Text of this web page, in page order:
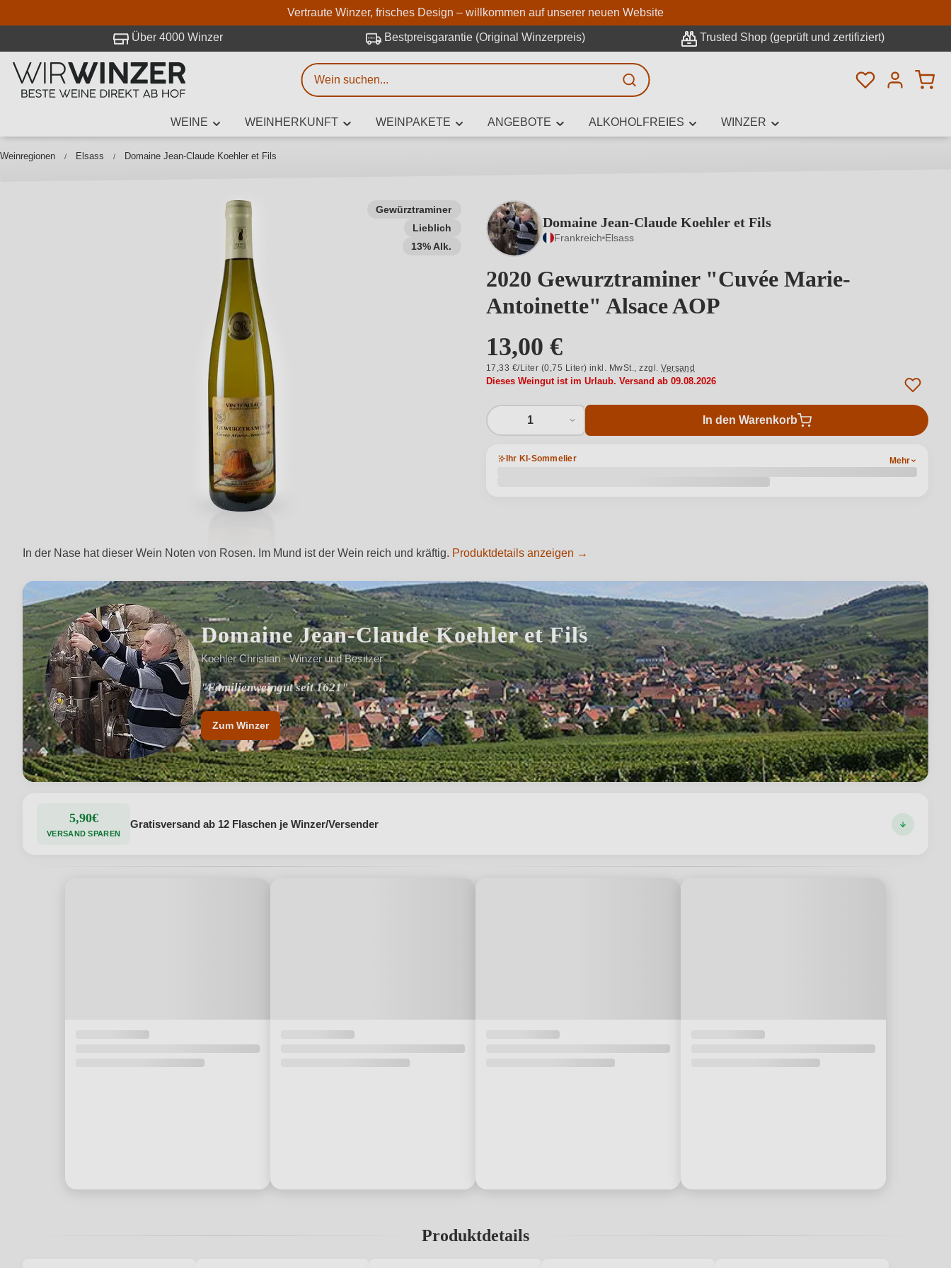
Zum Hauptinhalt springen
Zur Suche springen
Zur Hauptnavigation springen
Vertraute Winzer, frisches Design – willkommen auf unserer neuen Website
Über 4000 Winzer Bestpreisgarantie (Original Winzerpreis) Trusted Shop (geprüft und zertifiziert)
Du hast 0
WEINE WEINHERKUNFT WEINPAKETE ANGEBOTE ALKOHOLFREIES WINZER
Weinregionen Elsass Domaine Jean-Claude Koehler et Fils
Gewürztraminer
Lieblich
13% Alk.
Domaine Jean-Claude Koehler et Fils
Frankreich Elsass
2020 Gewurztraminer "Cuvée Marie-
Antoinette" Alsace AOP
13,00 €
17,33 €/Liter (0,75 Liter) inkl. MwSt.,zzgl.Versand
Dieses Weingut ist im Urlaub. Versand ab 09.08.2026
1 In den Warenkorb
Ihr KI-Sommelier Mehr
In der Nase hat dieser Wein Noten von Rosen. Im Mund ist der Wein reich und kräftig. Produktdetails anzeigen →
Domaine Jean-Claude Koehler et Fils
Koehler Christian · Winzer und Besitzer
"Familienweingut seit 1621"
Zum Winzer
5,90€
VERSAND SPAREN
Gratisversand ab 12 Flaschen je Winzer/Versender
Produktdetails
Weinsuche
Mindestens 3 Zeichen eingeben
Erweiterte Suche
Beschreiben Sie, welchen Wein Sie suchen – ob nach Geschmack, Anlass, Weinnamen,
Rebsorte, Region, Winzer oder anderen Kriterien.
bei WirWinzer.